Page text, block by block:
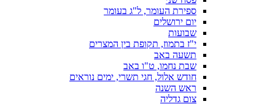
ספירת העומר, ל"ג בעומר
יום ירושלים
שבועות
י"ז בתמוז, תקופת בין המצרים
תשעה באב
שבת נחמו, ט"ו באב
חודש אלול, חגי תשרי, ימים נוראים
ראש השנה
צום גדליה